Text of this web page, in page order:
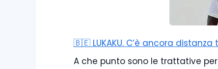
🇧🇪 LUKAKU. C’è ancora
A che punto sono le trattative per